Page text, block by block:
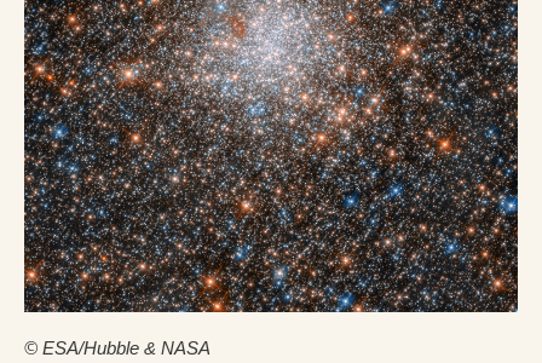
© ESA/Hubble & NASA